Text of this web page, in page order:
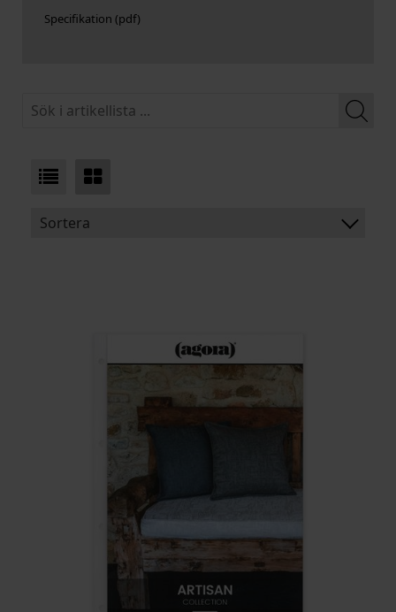
Specifikation
Sortera
ARTIKELKOD: